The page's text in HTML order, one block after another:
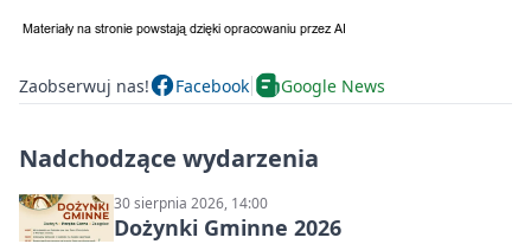
Zaobserwuj nas! Facebook Google News
Nadchodzące wydarzenia
30 sierpnia 2026, 14:00
Dożynki Gminne 2026